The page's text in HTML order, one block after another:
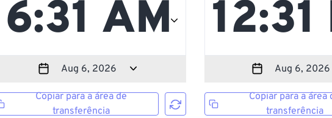
Copiar para a área de
transferência
Copiar para a área
transferência